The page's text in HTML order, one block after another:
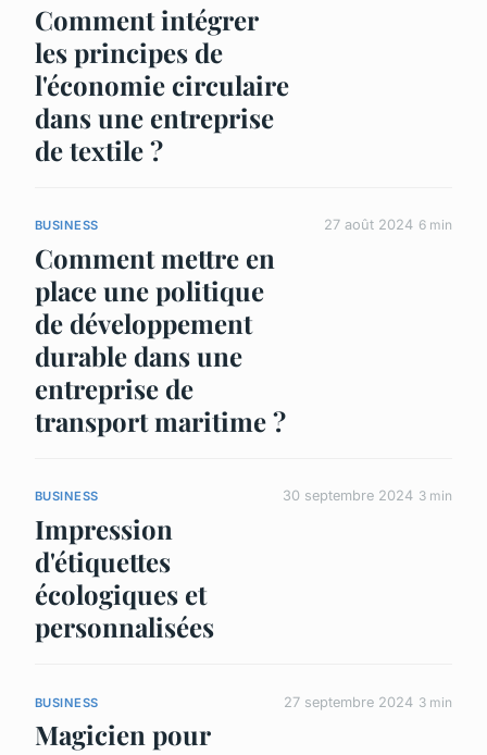
Comment intégrer
les principes de
l'économie circulaire
dans une entreprise
de textile ?
BUSINESS
Comment mettre en
place une politique
de développement
durable dans une
entreprise de
transport maritime ?
27 août 2024 6 min
BUSINESS
Impression
d'étiquettes
écologiques et
personnalisées
30 septembre 2024 3 min
BUSINESS
Magicien pour
27 septembre 2024 3 min